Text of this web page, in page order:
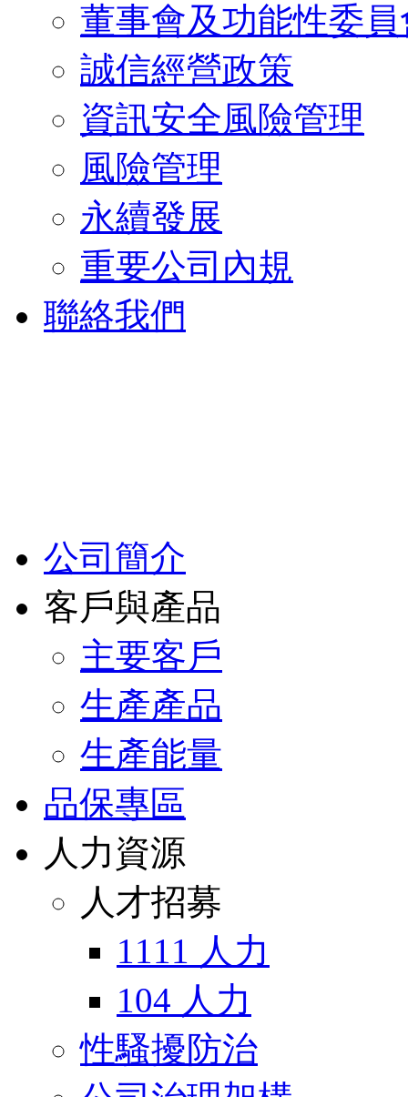
董事會及功能性委
誠信經營政策
資訊安全風險管理
風險管理
永續發展
重要公司內規
聯絡我們
公司簡介
客戶與產品
主要客戶
生產產品
生產能量
品保專區
人力資源
人才招募
1111 人力
104 人力
性騷擾防治